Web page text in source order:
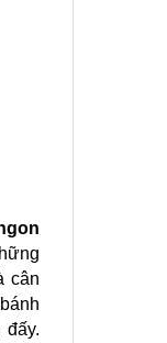
cân